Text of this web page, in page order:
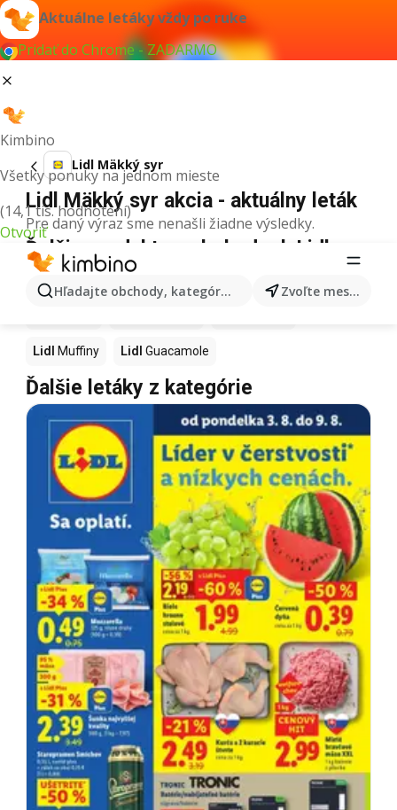
Aktuálne letáky vždy po ruke
Pridať do Chrome - ZADARMO
Kimbino
Všetky ponuky na jednom mieste
(14,1 tis. hodnotení)
Otvoriť
Hľadajte obchody, kategórie, produkty... Zvoľte mesto
Lidl Mäkký syr
Lidl Mäkký syr akcia - aktuálny leták
Pre daný výraz sme nenašli žiadne výsledky.
Ďalšie produkty v obchodoch Lidl
Lidl Muffiny Lidl Guacamole
Ďalšie letáky z kategórie